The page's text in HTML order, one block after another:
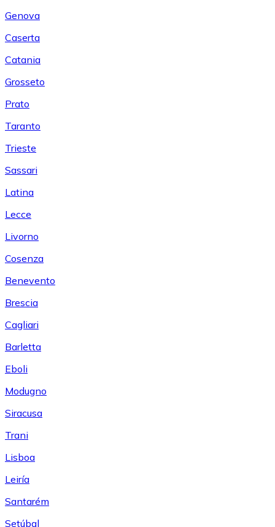
Genova
Caserta
Catania
Grosseto
Prato
Taranto
Trieste
Sassari
Latina
Lecce
Livorno
Cosenza
Benevento
Brescia
Cagliari
Barletta
Eboli
Modugno
Siracusa
Trani
Lisboa
Leiría
Santarém
Setúbal